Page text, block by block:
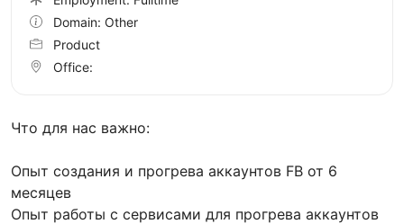
Что для нас важно:
Опыт создания и прогрева аккаунтов FB от 6
месяцев
Опыт работы с сервисами для прогрева аккаунтов
Domain: Other
Product
Office: